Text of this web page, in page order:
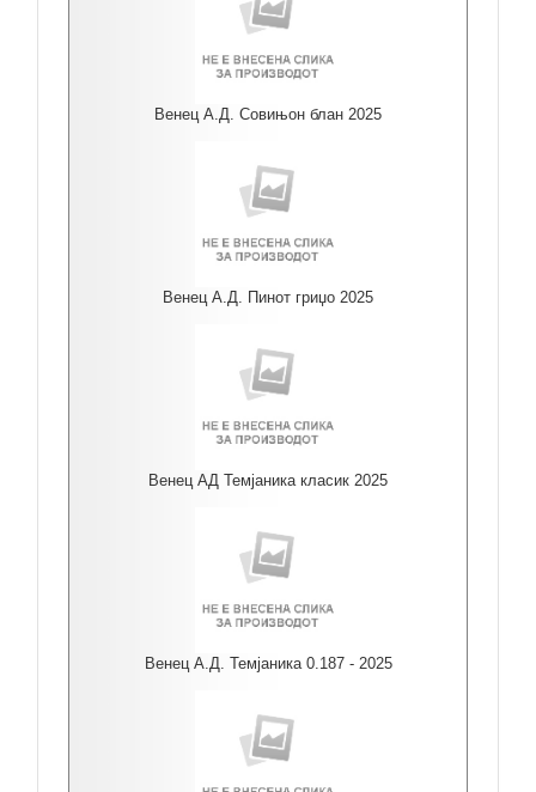
Венец А.Д. Совињон блан 2025
Венец А.Д. Пинот гриџо 2025
Венец АД Темјаника класик 2025
Венец А.Д. Темјаника 0.187 - 2025